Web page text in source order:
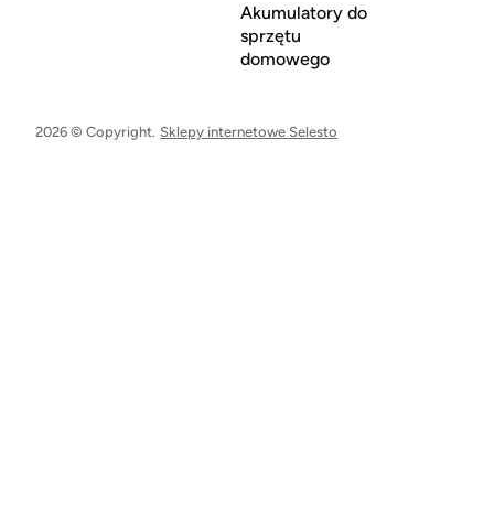
Akumulatory do
sprzętu
domowego
2026 © Copyright. Sklepy internetowe Selesto